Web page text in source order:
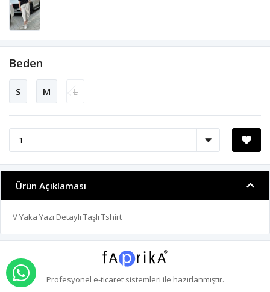
Beden
S M L
Ürün Açıklaması
V Yaka Yazı Detaylı Taşlı Tshirt
Profesyonel e-ticaretsistemleri ile hazırlanmıştır.